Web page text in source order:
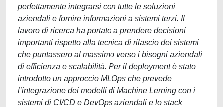
perfettamente integrarsi con tutte le soluzioni
aziendali e fornire informazioni a sistemi terzi. Il
lavoro di ricerca ha portato a prendere decisioni
importanti rispetto alla tecnica di rilascio dei sistemi
che puntassero al massimo verso i bisogni aziendali
di efficienza e scalabilità. Per il deployment è stato
introdotto un approccio MLOps che prevede
l’integrazione dei modelli di Machine Lerning con i
sistemi di CI/CD e DevOps aziendali e lo stack